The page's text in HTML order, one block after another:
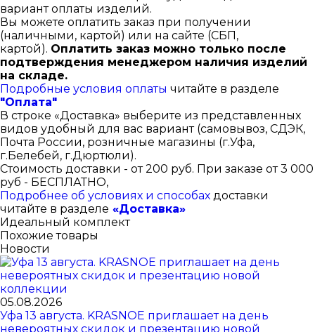
вариант оплаты изделий.
Вы можете оплатить заказ при получении
(наличными, картой) или на сайте (СБП,
картой). Оплатить заказ можно только после
подтверждения менеджером наличия изделий
на складе.
Подробные условия оплаты читайте в разделе
"Оплата"
В строке «Доставка» выберите из представленных
видов удобный для вас вариант (самовывоз, СДЭК,
Почта России, розничные магазины (г.Уфа,
г.Белебей, г.Дюртюли).
Стоимость доставки - от 200 руб. При заказе от 3 000
руб - БЕСПЛАТНО,
Подробнее об условиях и способах доставки
читайте в разделе «Доставка»
Идеальный комплект
Похожие товары
Новости
05.08.2026
Уфа 13 августа. KRASNOE приглашает на день
невероятных скидок и презентацию новой